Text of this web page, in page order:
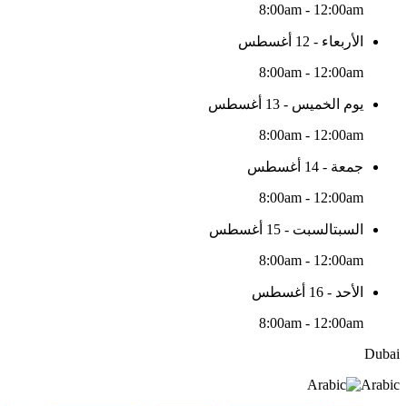
8:00am - 12:00am
الأربعاء - 12 أغسطس
8:00am - 12:00am
يوم الخميس - 13 أغسطس
8:00am - 12:00am
جمعة - 14 أغسطس
8:00am - 12:00am
السبتالسبت - 15 أغسطس
8:00am - 12:00am
الأحد - 16 أغسطس
8:00am - 12:00am
Dubai
Arabic